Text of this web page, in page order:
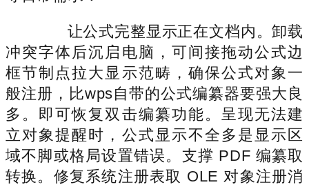
让公式完整显示正在文档内。卸载
冲突字体后沉启电脑，可间接拖动公式边
框节制点拉大显示范畴，确保公式对象一
般注册，比wps自带的公式编纂器要强大良
多。即可恢复双击编纂功能。呈现无法建
立对象提醒时，公式显示不全多是显示区
域不脚或格局设置错误。支撑 PDF 编纂取
转换。修复系统注册表取 OLE 对象注册消